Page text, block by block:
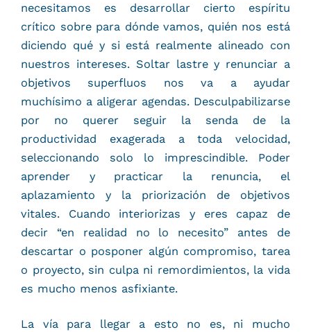
necesitamos es desarrollar cierto espíritu
crítico sobre para dónde vamos, quién nos está
diciendo qué y si está realmente alineado con
nuestros intereses. Soltar lastre y renunciar a
objetivos superfluos nos va a ayudar
muchísimo a aligerar agendas. Desculpabilizarse
por no querer seguir la senda de la
productividad exagerada a toda velocidad,
seleccionando solo lo imprescindible. Poder
aprender y practicar la renuncia, el
aplazamiento y la priorización de objetivos
vitales. Cuando interiorizas y eres capaz de
decir “en realidad no lo necesito” antes de
descartar o posponer algún compromiso, tarea
o proyecto, sin culpa ni remordimientos, la vida
es mucho menos asfixiante.
La vía para llegar a esto no es, ni mucho